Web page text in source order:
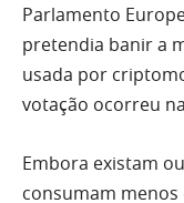
Parlamento
pretendia banir a
usada por
votação ocorreu
Embora existam
consumam